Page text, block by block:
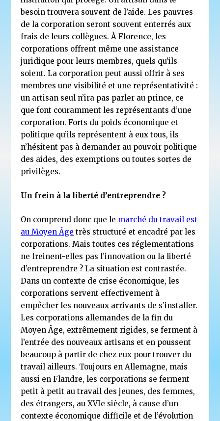
besoin trouvera souvent de l’aide. Les pauvres
de la corporation seront souvent enterrés aux
frais de leurs collègues. À Florence, les
corporations offrent même une assistance
juridique pour leurs membres, quels qu’ils
soient. La corporation peut aussi offrir à ses
membres une visibilité et une représentativité :
un artisan seul n’ira pas parler au prince, ce
que font couramment les représentants d’une
corporation. Forts du poids économique et
politique qu’ils représentent à eux tous, ils
n’hésitent pas à demander au pouvoir politique
des aides, des exemptions ou toutes sortes de
privilèges.
Un frein à la liberté d’entreprendre ?
On comprend donc que le marché du travail est
au Moyen Âge très structuré et encadré par les
corporations. Mais toutes ces réglementations
ne freinent-elles pas l’innovation ou la liberté
d’entreprendre ? La situation est contrastée.
Dans un contexte de crise économique, les
corporations servent effectivement à
empêcher les nouveaux arrivants de s’installer.
Les corporations allemandes de la fin du
Moyen Âge, extrêmement rigides, se ferment à
l’entrée des nouveaux artisans et en poussent
beaucoup à partir de chez eux pour trouver du
travail ailleurs. Toujours en Allemagne, mais
aussi en Flandre, les corporations se ferment
petit à petit au travail des jeunes, des femmes,
des étrangers, au XVIe siècle, à cause d’un
contexte économique difficile et de l’évolution